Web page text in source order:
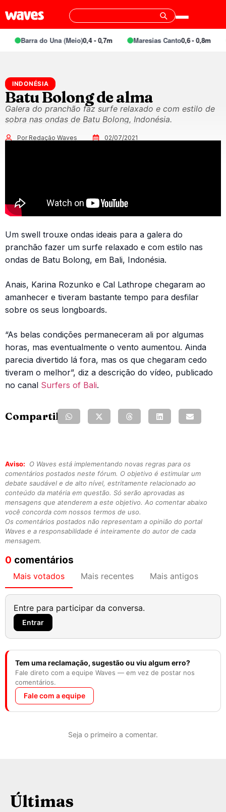
Barra do Una (Meio)0,4 - 0,7m Maresias Canto0,6 - 0,8m
INDONÉSIA
Batu Bolong de alma
Galera do pranchão faz surfe relaxado e com estilo de
sobra nas ondas de Batu Bolong, Indonésia.
Por Redação Waves 02/07/2021
Um swell trouxe ondas ideais para a galera do
pranchão fazer um surfe relaxado e com estilo nas
ondas de Batu Bolong, em Bali, Indonésia.
Anais, Karina Rozunko e Cal Lathrope chegaram ao
amanhecer e tiveram bastante tempo para desfilar
sobre os seus longboards.
“As belas condições permaneceram ali por algumas
horas, mas eventualmente o vento aumentou. Ainda
parecia divertido lá fora, mas os que chegaram cedo
tiveram o melhor”, diz a descrição do vídeo, publicado
no canal Surfers of Bali.
Compartilhe:
Aviso:
O Waves está implementando novas regras para os
comentários postados neste fórum. O objetivo é estimular um
debate saudável e de alto nível, estritamente relacionado ao
conteúdo da matéria em questão. Só serão aprovadas as
mensagens que atenderem a este objetivo. Ao comentar abaixo
você concorda com nossos termos de uso.
Os comentários postados não representam a opinião do portal
Waves e a responsabilidade é inteiramente do autor de cada
mensagem.
0 comentários
Mais votados Mais recentes Mais antigos
Entre para participar da conversa.
Entrar
Tem uma reclamação, sugestão ou viu algum erro?
Fale direto com a equipe Waves — em vez de postar nos
comentários.
Fale com a equipe
Seja o primeiro a comentar.
Últimas